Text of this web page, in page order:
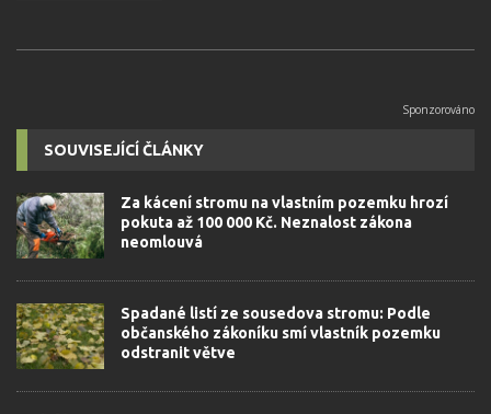
SOUVISEJÍCÍ ČLÁNKY
Za kácení stromu na vlastním pozemku hrozí
pokuta až 100 000 Kč. Neznalost zákona
neomlouvá
Spadané listí ze sousedova stromu: Podle
občanského zákoníku smí vlastník pozemku
odstranit větve